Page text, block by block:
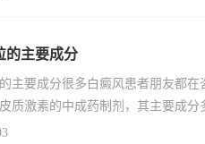
的主要成分
主要成分很多白癜风患者朋友都
质激素的中成药制剂，其主要成